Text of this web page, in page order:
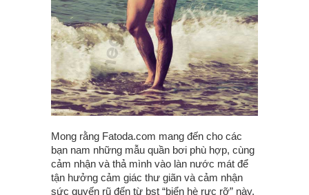
Mong rằng Fatoda.com mang đến cho các
bạn nam những mẫu quần bơi phù hợp, cùng
cảm nhận và thả mình vào làn nước mát để
tận hưởng cảm giác thư giãn và cảm nhận
sức quyến rũ đến từ bst “biển hè rực rỡ” này.